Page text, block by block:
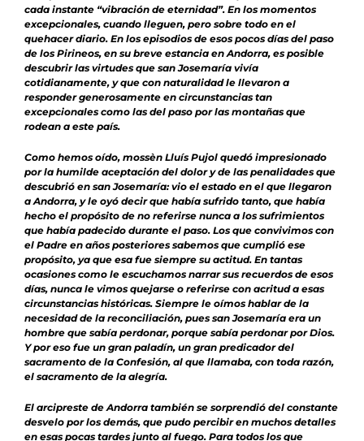
cada instante “vibración de eternidad”. En los momentos
excepcionales, cuando lleguen, pero sobre todo en el
quehacer diario. En los episodios de esos pocos días del paso
de los Pirineos, en su breve estancia en Andorra, es posible
descubrir las virtudes que san Josemaría vivía
cotidianamente, y que con naturalidad le llevaron a
responder generosamente en circunstancias tan
excepcionales como las del paso por las montañas que
rodean a este país.
Como hemos oído, mossèn Lluís Pujol quedó impresionado
por la humilde aceptación del dolor y de las penalidades que
descubrió en san Josemaría: vio el estado en el que llegaron
a Andorra, y le oyó decir que había sufrido tanto, que había
hecho el propósito de no referirse nunca a los sufrimientos
que había padecido durante el paso. Los que convivimos con
el Padre en años posteriores sabemos que cumplió ese
propósito, ya que esa fue siempre su actitud. En tantas
ocasiones como le escuchamos narrar sus recuerdos de esos
días, nunca le vimos quejarse o referirse con acritud a esas
circunstancias históricas. Siempre le oímos hablar de la
necesidad de la reconciliación, pues san Josemaría era un
hombre que sabía perdonar, porque sabía perdonar por Dios.
Y por eso fue un gran paladín, un gran predicador del
sacramento de la Confesión, al que llamaba, con toda razón,
el sacramento de la alegría.
El arcipreste de Andorra también se sorprendió del constante
desvelo por los demás, que pudo percibir en muchos detalles
en esas pocas tardes junto al fuego. Para todos los que